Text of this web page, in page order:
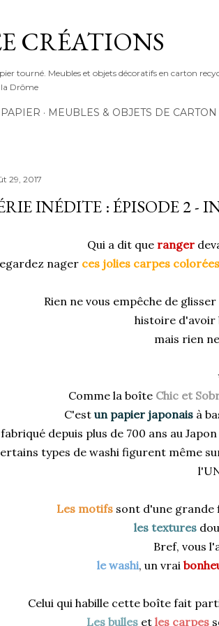
CRÉATIONS
tourné. Meubles et objets décoratifs en carton
la Drôme
MEUBLES & OBJETS DE CARTON
29, 2017
INÉDITE : ÉPISODE 2 -
Qui a dit que ranger
nager ces jolies carpes
Rien ne vous empêche de
histoire d'avoir
mais rien
Comme la boîte Chic et
C'est un papier japonais à
fabriqué depuis plus de 700 ans au
types de washi figurent même
Les motifs sont d'une grande
les textures
Bref, vous
le washi, un vrai
Celui qui habille cette boîte fait
Les bulles et les carpes